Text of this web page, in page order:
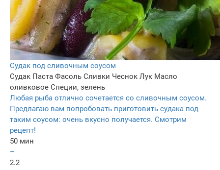
Судак под сливочным соусом
Судак Паста Фасоль Сливки Чеснок Лук Масло
оливковое Специи, зелень
Любая рыба отлично сочетается со сливочным соусом.
Предлагаю вам попробовать приготовить судака под
таким соусом: очень вкусно получается. Смотрим
рецепт!
50 мин
–
2.2